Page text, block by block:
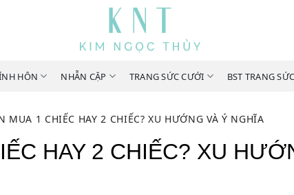
HÔN NHẪN CẶP TRANG SỨC CƯỚI BST TRANG SỨC
MUA 1 CHIẾC HAY 2 CHIẾC? XU HƯỚNG VÀ Ý NGHĨA
HAY 2 CHIẾC? XU